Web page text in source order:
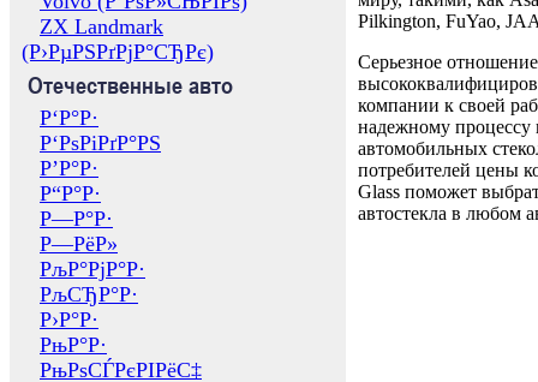
ZX Landmark
(Р›РµРЅРґРјР°СЂРє)
Отечественные авто
Р‘Р°Р·
Р‘РѕРіРґР°РЅ
Р’Р°Р·
Р“Р°Р·
Р—Р°Р·
Р—РёР»
РљР°РјР°Р·
РљСЂР°Р·
Р›Р°Р·
РњР°Р·
РњРѕСЃРєРІРёС‡
Pilkington, FuYao,
Серьезное отношение
компании к своей
надежному процессу
автомобильных
потребителей цены
Glass поможет
автостекла в любом